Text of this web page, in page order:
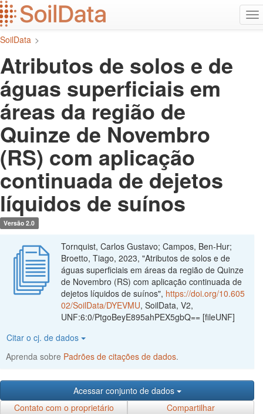
Ir
para
o
conteúdo
SoilData >
Atributos de solos e de
águas superficiais em
áreas da região de
Quinze de Novembro
(RS) com aplicação
continuada de dejetos
líquidos de suínos
Versão 2.0
Tornquist, Carlos Gustavo; Campos, Ben-Hur;
Broetto, Tiago, 2023, "Atributos de solos e de
águas superficiais em áreas da região de Quinze
de Novembro (RS) com aplicação continuada de
dejetos líquidos de suínos", https://doi.org/10.605
02/SoilData/DYEVMU, SoilData, V2,
UNF:6:0/PtgoBeyE895ahPEX5gbQ== [fileUNF]
Citar o cj. de dados
Aprenda sobre Padrões de citações de dados.
Acessar conjunto de dados
Contato com o proprietário
Compartilhar